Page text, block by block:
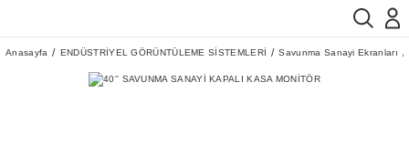
Anasayfa ENDÜSTRİYEL GÖRÜNTÜLEME SİSTEMLERİ Savunma Sanayi Ekranları